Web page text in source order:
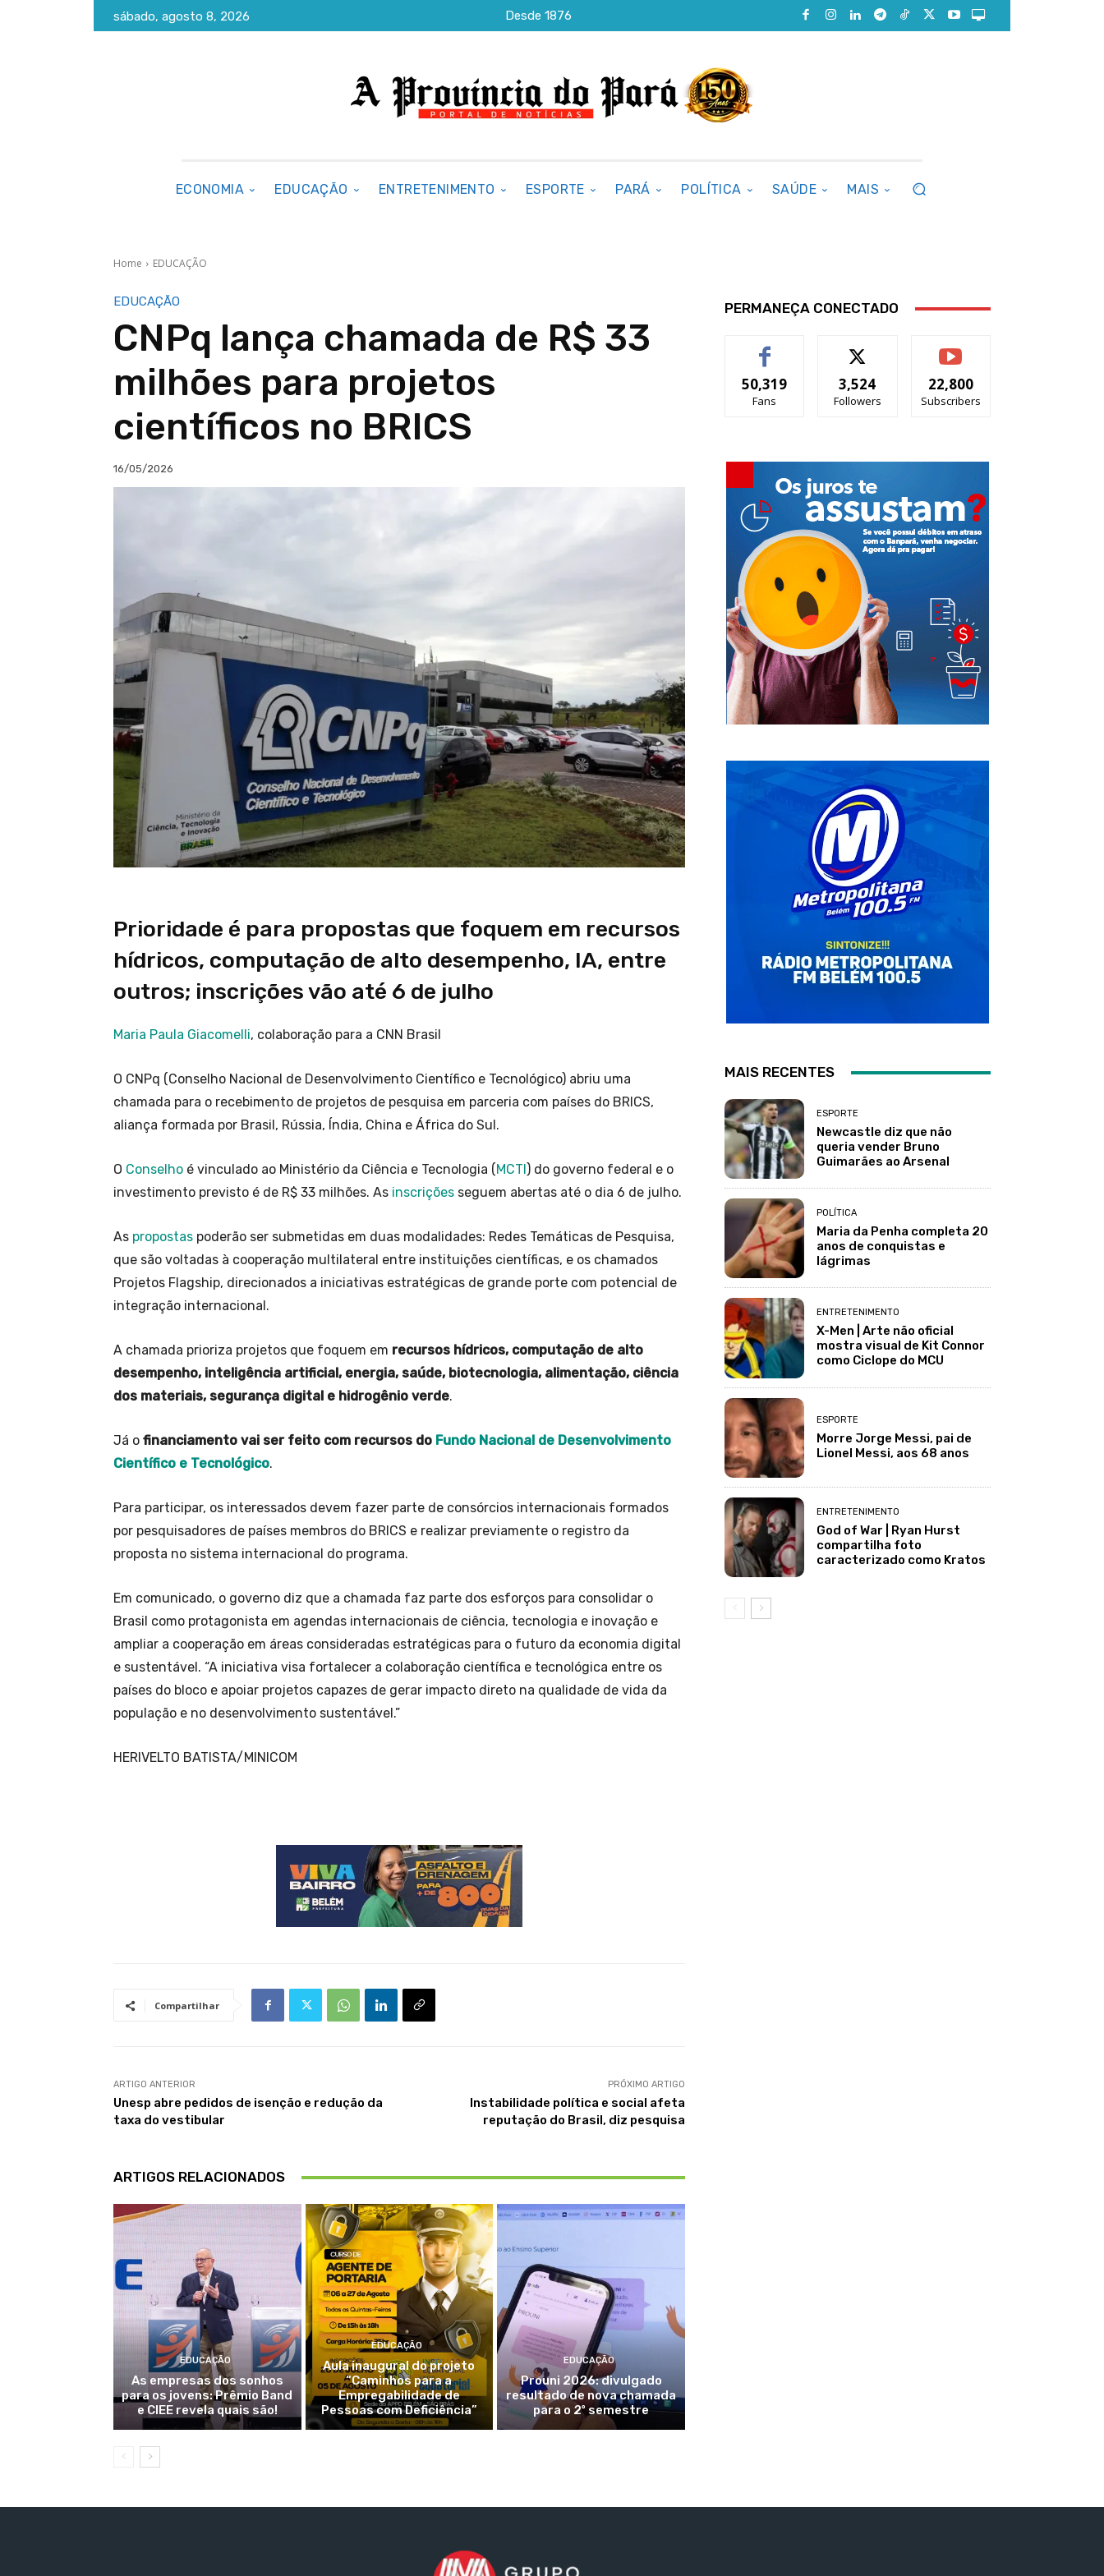
sábado, agosto 8, 2026 Desde 1876
ECONOMIA EDUCAÇÃO ENTRETENIMENTO ESPORTE PARÁ POLÍTICA SAÚDE MAIS
Home EDUCAÇÃO
EDUCAÇÃO
CNPq lança chamada de R$ 33
milhões para projetos
científicos no BRICS
16/05/2026
Prioridade é para propostas que foquem em recursos
hídricos, computação de alto desempenho, IA, entre
outros; inscrições vão até 6 de julho
Maria Paula Giacomelli, colaboração para a CNN Brasil
O CNPq (Conselho Nacional de Desenvolvimento Científico e Tecnológico) abriu uma
chamada para o recebimento de projetos de pesquisa em parceria com países do BRICS,
aliança formada por Brasil, Rússia, Índia, China e África do Sul.
O Conselho é vinculado ao Ministério da Ciência e Tecnologia (MCTI) do governo federal e o
investimento previsto é de R$ 33 milhões. As inscrições seguem abertas até o dia 6 de julho.
As propostas poderão ser submetidas em duas modalidades: Redes Temáticas de Pesquisa,
que são voltadas à cooperação multilateral entre instituições científicas, e os chamados
Projetos Flagship, direcionados a iniciativas estratégicas de grande porte com potencial de
integração internacional.
A chamada prioriza projetos que foquem em recursos hídricos, computação de alto
desempenho, inteligência artificial, energia, saúde, biotecnologia, alimentação, ciência
dos materiais, segurança digital e hidrogênio verde.
Já o financiamento vai ser feito com recursos do Fundo Nacional de Desenvolvimento
Científico e Tecnológico.
Para participar, os interessados devem fazer parte de consórcios internacionais formados
por pesquisadores de países membros do BRICS e realizar previamente o registro da
proposta no sistema internacional do programa.
Em comunicado, o governo diz que a chamada faz parte dos esforços para consolidar o
Brasil como protagonista em agendas internacionais de ciência, tecnologia e inovação e
ampliar a cooperação em áreas consideradas estratégicas para o futuro da economia digital
e sustentável. “A iniciativa visa fortalecer a colaboração científica e tecnológica entre os
países do bloco e apoiar projetos capazes de gerar impacto direto na qualidade de vida da
população e no desenvolvimento sustentável.”
HERIVELTO BATISTA/MINICOM
Compartilhar
ARTIGO ANTERIOR
Unesp abre pedidos de isenção e redução da
taxa do vestibular
PRÓXIMO ARTIGO
Instabilidade política e social afeta
reputação do Brasil, diz pesquisa
ARTIGOS RELACIONADOS
EDUCAÇÃO
As empresas dos sonhos
para os jovens: Prêmio Band
e CIEE revela quais são!
EDUCAÇÃO
Aula inaugural do projeto
“Caminhos para a
Empregabilidade de
Pessoas com Deficiência”
EDUCAÇÃO
Prouni 2026: divulgado
resultado de nova chamada
para o 2º semestre
PERMANEÇA CONECTADO
50,319
Fans
3,524
Followers
22,800
Subscribers
MAIS RECENTES
ESPORTE
Newcastle diz que não
queria vender Bruno
Guimarães ao Arsenal
POLÍTICA
Maria da Penha completa 20
anos de conquistas e
lágrimas
ENTRETENIMENTO
X-Men | Arte não oficial
mostra visual de Kit Connor
como Ciclope do MCU
ESPORTE
Morre Jorge Messi, pai de
Lionel Messi, aos 68 anos
ENTRETENIMENTO
God of War | Ryan Hurst
compartilha foto
caracterizado como Kratos